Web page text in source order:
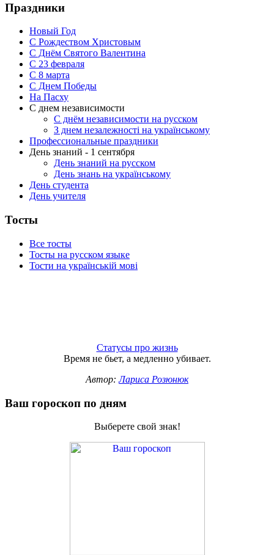
Праздники
Новый Год
С Рождеством Христовым
С Днём Святого Валентина
С 23 февраля
C 8 марта
С Днем Победы
На Пасху
С днем независимости
С днём независимости на русском
З днем незалежності на українському
Профессиональные праздники
День знаний - 1 сентября
День знаний на русском
День знань на українському
День студента
День учителя
Тосты
Все тосты
Тосты на русском языке
Тости на українській мові
Статусы про жизнь
Время не бьет, а медленно убивает.
Автор:Лариса Розюнюк
Ваш гороскоп по дням
Выберете свой знак!